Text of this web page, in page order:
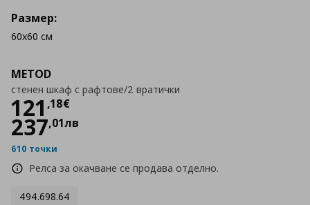
METOD
стенен шкаф с рафтове/2 вратички
121 ,18€
Цена
237,01лв
610 точки
Релса за окачване се продава отделно.
494.698.64
Размер:
60x60 см